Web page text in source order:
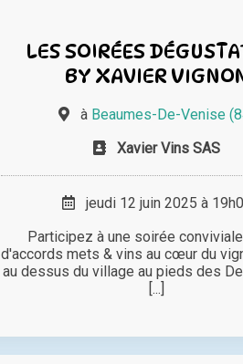
LES SOIRÉES
BY XAVIER
à Beaumes-De-Venise
Xavier Vins SAS
jeudi 12 juin 2025 à
Participez à une soirée
d'accords mets & vins au cœur du
au dessus du village au pieds des
[...]